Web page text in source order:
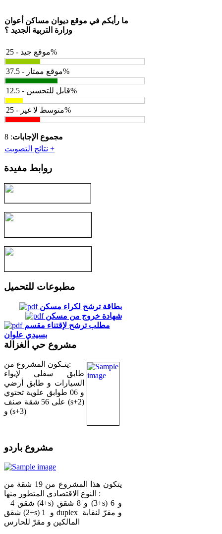
ما رأيكم في موقع ديوان مساكن أعوان
وزارة التربية الجديد ؟
موقع جيد - 25%
موقع ممتاز - 37.5%
قابل للتحسين - 12.5%
متوسط لا غير - 25%
مجموع الإجابات: 8
نتائج التصويت +
روابط مفيدة
مطبوعات للتحميل
بطاقة ترشح لكراء مسكن
شهادة خروج من مسكن
مطلب ترشح لإقتناء مقسم
بسيدي علوان
مشروع حي الغزالة
يتـكون المشروع من:
طابق سفلي لإيواء
السيارات و طابق أرضي
و 06 طوابق علوية تحتوي
على 56 شقة صنف (s+2)
و (s+3)
مشروع باردو
يتكون هذا المشروع من 19 شقة من
النوع الاقتصادي المتطور منها :
4 شقق (4+s) و 8 شقق (3+s) و 6
شقق (2+s) و 1 duplex و مقرّ لنقابة
المالكين و مقرّ للحارس